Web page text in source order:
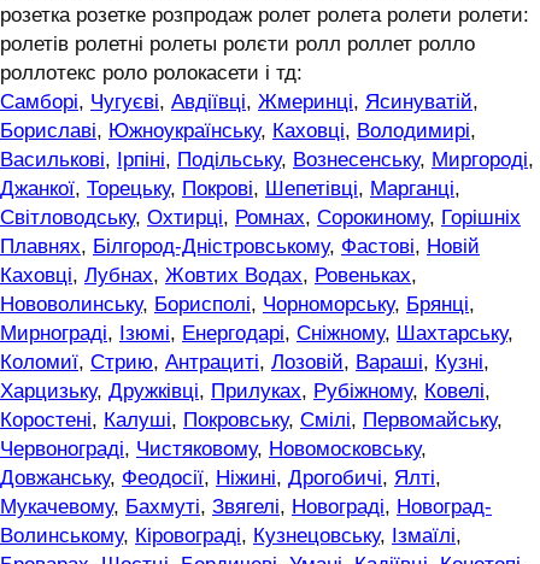
розетка розетке розпродаж ролет ролета ролети ролети:
ролетів ролетні ролеты ролєти ролл роллет ролло
роллотекс роло ролокасети і тд:
Самборі, Чугуєві, Авдіївці, Жмеринці, Ясинуватій,
Бориславі, Южноукраїнську, Каховці, Володимирі,
Василькові, Ірпіні, Подільську, Вознесенську, Миргороді,
Джанкої, Торецьку, Покрові, Шепетівці, Марганці,
Світловодську, Охтирці, Ромнах, Сорокиному, Горішніх
Плавнях, Білгород-Дністровському, Фастові, Новій
Каховці, Лубнах, Жовтих Водах, Ровеньках,
Нововолинську, Борисполі, Чорноморську, Брянці,
Мирнограді, Ізюмі, Енергодарі, Сніжному, Шахтарську,
Коломиї, Стрию, Антрациті, Лозовій, Вараші, Кузні,
Харцизьку, Дружківці, Прилуках, Рубіжному, Ковелі,
Коростені, Калуші, Покровську, Смілі, Первомайську,
Червонограді, Чистяковому, Новомосковську,
Довжанську, Феодосії, Ніжині, Дрогобичі, Ялті,
Мукачевому, Бахмуті, Звягелі, Новограді, Новоград-
Волинському, Кіровограді, Кузнецовську, Ізмаїлі,